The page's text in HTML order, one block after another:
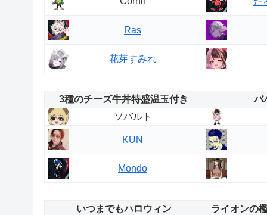
Ras
花芽すみれ
3種のチーズ牛丼特盛温玉付き
バ
ソバルト
KUN
Mondo
いつまでもハロウィン ライオンの